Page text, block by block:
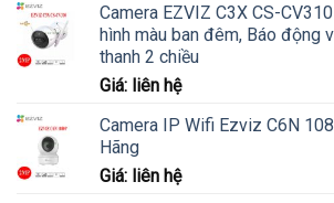
Camera EZVIZ C3X CS-
hình màu ban đêm, Báo động
thanh 2 chiều
Giá: liên hệ
Camera IP Wifi Ezviz C6N
Hãng
Giá: liên hệ